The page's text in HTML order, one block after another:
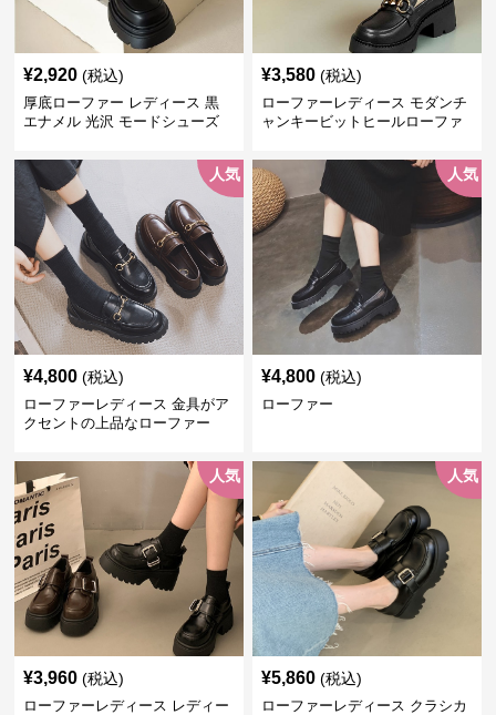
¥2,920 (税込)
厚底ローファー レディース 黒
エナメル 光沢 モードシューズ
¥3,580 (税込)
ローファーレディース モダンチ
ャンキービットヒールローファ
人気
¥4,800 (税込)
ローファーレディース 金具がア
クセントの上品なローファー
人気
¥4,800 (税込)
ローファー
人気
¥3,960 (税込)
ローファーレディース レディー
人気
¥5,860 (税込)
ローファーレディース クラシカ